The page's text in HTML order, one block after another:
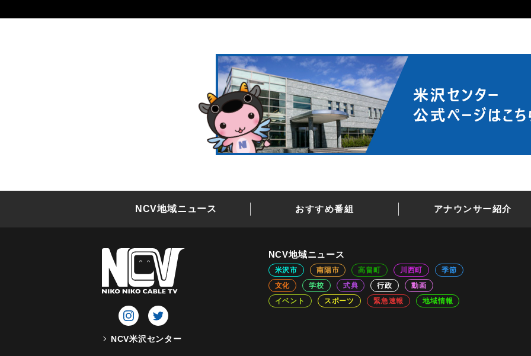
NCV地域ニュース おすすめ番組 アナウンサー紹介
NCV米沢センター
NCV地域ニュース
米沢市 南陽市 高畠町 川西町
季節
文化
学校 式典 行政
動画
イベント
スポーツ 緊急速報 地域情報